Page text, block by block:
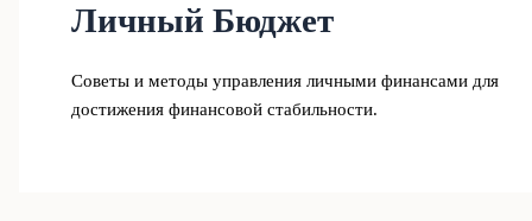
Личный Бюджет
Советы и методы управления личными финансами для
достижения финансовой стабильности.